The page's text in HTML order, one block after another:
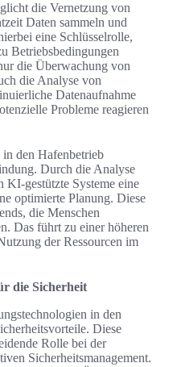
die Vernetzung von
Daten sammeln und
eine Schlüsselrolle,
Betriebsbedingungen
die Überwachung von
die Analyse von
Datenaufnahme
Probleme reagieren
den Hafenbetrieb
Durch die Analyse
KI-gestützte Systeme eine
optimierte Planung. Diese
die Menschen
Das führt zu einer höheren
der Ressourcen im
die Sicherheit
in den
Diese
Rolle bei der
Sicherheitsmanagement.